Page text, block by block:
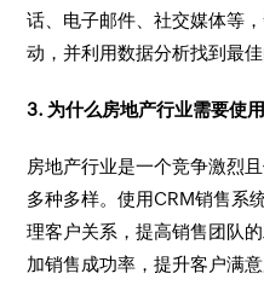
话、电子邮件、社交媒体等
动，并利用数据分析找到最佳
3. 为什么房地产行业需要使
房地产行业是一个竞争激烈
多种多样。使用CRM销售系
理客户关系，提高销售团队
加销售成功率，提升客户满